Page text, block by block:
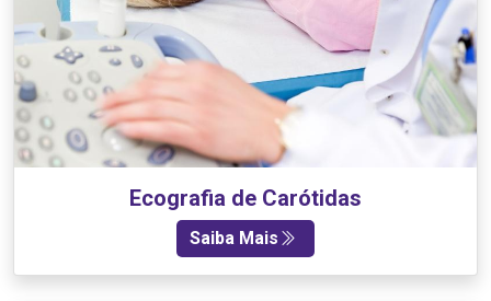
Ecografia de Carótidas
Saiba Mais